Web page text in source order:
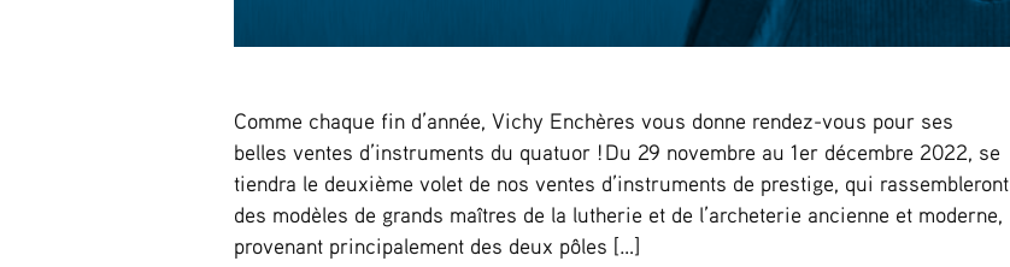
Comme chaque fin d’année, Vichy Enchères vous donne rendez-vous pour ses
belles ventes d’instruments du quatuor ! Du 29 novembre au 1er décembre 2022, se
tiendra le deuxième volet de nos ventes d’instruments de prestige, qui rassembleront
des modèles de grands maîtres de la lutherie et de l’archeterie ancienne et moderne,
provenant principalement des deux pôles […]